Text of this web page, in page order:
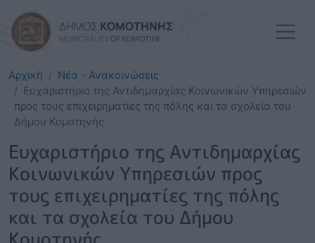
ΔΗΜΟΣ ΚΟΜΟΤΗΝΗΣ
MUNICIPALITY OF KOMOTINI
Αρχική
Νέα - Ανακοινώσεις
Ευχαριστήριο της Αντιδημαρχίας Κοινωνικών Υπηρεσιών
προς τους επιχειρηματίες της πόλης και τα σχολεία του
Δήμου Κομοτηνής
Ευχαριστήριο της Αντιδημαρχίας
Κοινωνικών Υπηρεσιών προς
τους επιχειρηματίες της πόλης
και τα σχολεία του Δήμου